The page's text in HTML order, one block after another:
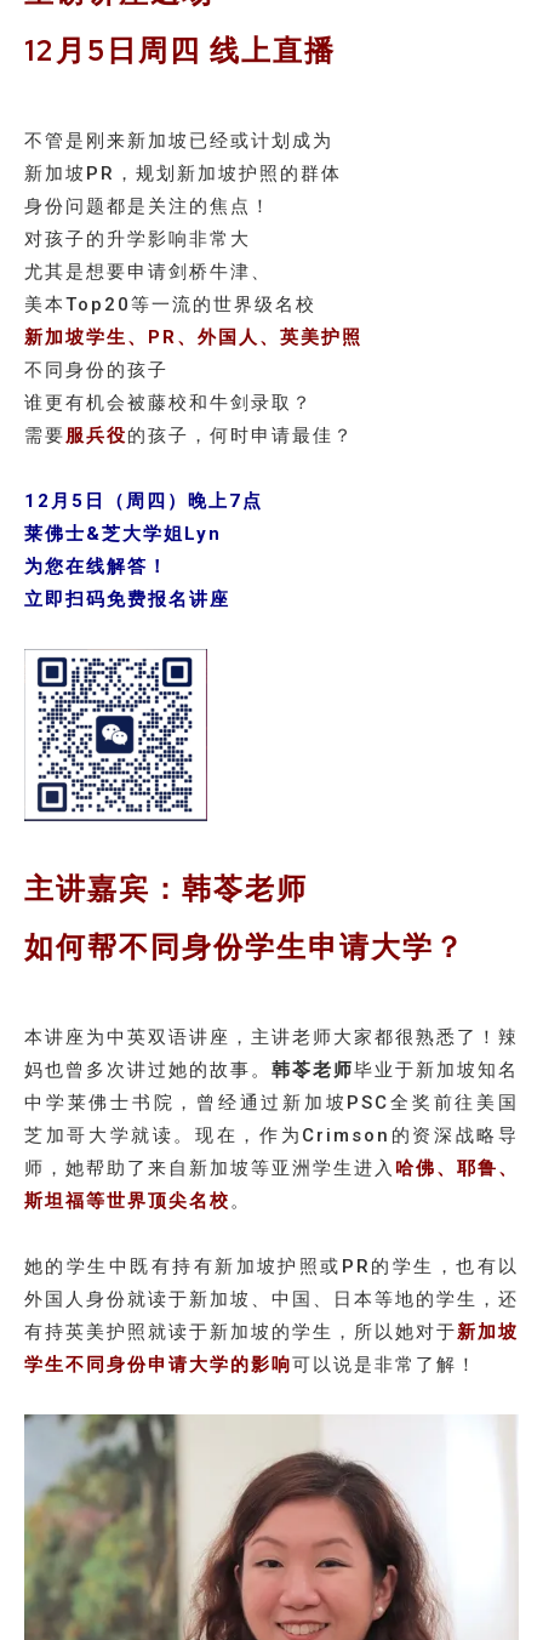
12月5日周四 线上直播
不管是刚来新加坡已经或计划成为
新加坡PR，规划新加坡护照的群体
身份问题都是关注的焦点！
对孩子的升学影响非常大
尤其是想要申请剑桥牛津、
美本Top20等一流的世界级名校
新加坡学生、PR、外国人、英美护照
不同身份的孩子
谁更有机会被藤校和牛剑录取？
需要服兵役的孩子，何时申请最佳？
12月5日（周四）晚上7点
莱佛士&芝大学姐Lyn
为您在线解答！
立即扫码免费报名讲座
主讲嘉宾：韩苓老师
如何帮不同身份学生申请大学？
本讲座为中英双语讲座，主讲老师大家都很熟悉了！辣
妈也曾多次讲过她的故事。 韩苓老师毕业于新加坡知名
中学莱佛士书院，曾经通过新加坡PSC全奖前往美国
芝加哥大学就读。现在，作为Crimson的资深战略导
师，她帮助了来自新加坡等亚洲学生进入 哈佛、耶鲁、
斯坦福等世界顶尖名校。
她的学生中既有持有新加坡护照或PR的学生，也有以
外国人身份就读于新加坡、中国、日本等地的学生，还
有持英美护照就读于新加坡的学生，所以她对于新加坡
学生不同身份申请大学的影响可以说是非常了解！